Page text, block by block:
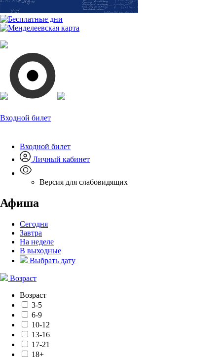
Входной билет
Входной билет
Личный кабинет
Версия для слабовидящих
Афиша
Сегодня
Завтра
На неделе
В выходные
Выбрать дату
Возраст
Возраст
3-5
6-9
10-12
13-16
17-21
18+